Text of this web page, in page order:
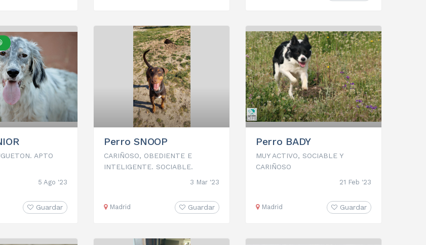
APTO
5 Ago '23
Guardar
Perro SNOOP
CARIÑOSO, OBEDIENTE E
INTELIGENTE. SOCIABLE.
3 Mar '23
Madrid Guardar
Perro BADY
MUY ACTIVO, SOCIABLE Y
CARIÑOSO
21 Feb '23
Madrid Guardar